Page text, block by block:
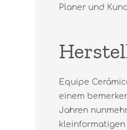
Planer und
Equipe
einem
Jahren
kleinformatigen